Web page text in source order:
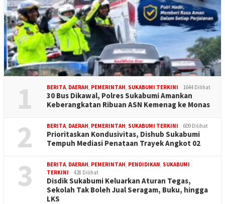
1 BERITA DAERAH PEMERINTAH SUKABUMI TERKINI 1644 Dilihat
30 Bus Dikawal, Polres Sukabumi Amankan
Keberangkatan Ribuan ASN Kemenag ke Monas
2 BERITA DAERAH PEMERINTAH SUKABUMI TERKINI 609 Dilihat
Prioritaskan Kondusivitas, Dishub Sukabumi
Tempuh Mediasi Penataan Trayek Angkot 02
3 BERITA DAERAH PEMERINTAH PENDIDIKAN SUKABUMI
TERKINI
428 Dilihat
Disdik Sukabumi Keluarkan Aturan Tegas,
Sekolah Tak Boleh Jual Seragam, Buku, hingga
LKS